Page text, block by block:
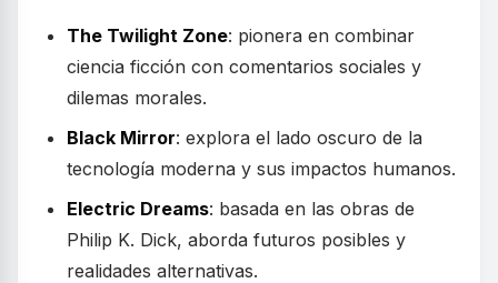
The Twilight Zone: pionera en combinar
ciencia ficción con comentarios sociales y
dilemas morales.
Black Mirror: explora el lado oscuro de la
tecnología moderna y sus impactos humanos.
Electric Dreams: basada en las obras de
Philip K. Dick, aborda futuros posibles y
realidades alternativas.